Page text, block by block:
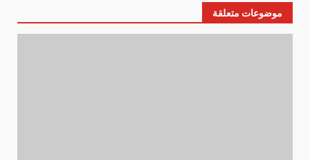
موضوعات متعلقة